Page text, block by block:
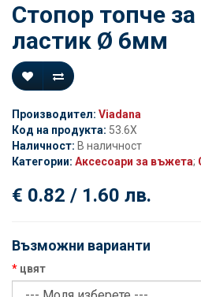
Стопор топче
ластик Ø 6мм
Производител: Viadana
Код на продукта: 53.6X
Наличност: В наличност
Категории: Аксесоари за въжета;
€ 0.82 / 1.60 лв.
Възможни варианти
цвят